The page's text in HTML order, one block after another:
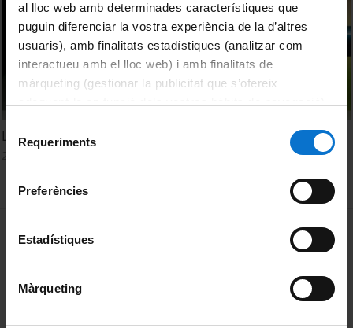
al lloc web amb determinades característiques que
puguin diferenciar la vostra experiència de la d’altres
usuaris), amb finalitats estadístiques (analitzar com
interactueu amb el lloc web) i amb finalitats de
màrqueting (gestionar la publicitat que s’ofereix
consultar laPolítica de galetes del lloc web de la
de Requeriments
Preferències
Estadístiques
Màrqueting
L'exemple del Barberà del Vallès, un cas d'èxit a Catalunya
MENÚ PEU 1
Privadesa i termes